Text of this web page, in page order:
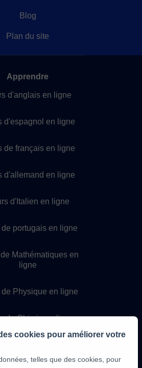
Blog
Plan du site
Apprendre
d'anglais en ligne
d'espagnol en ligne
de français en ligne
d'allemand en ligne
d'Italien en ligne
de portugais en ligne
Mathématiques en
ligne
de Physique en ligne
de Chimie en ligne
cookies pour améliorer votre
telles que des cookies, pour